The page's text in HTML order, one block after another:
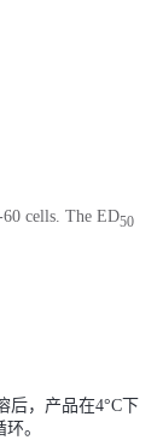
cells. The ED50
后，产品在4°C下
。